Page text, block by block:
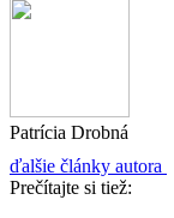
Patrícia Drobná
ďalšie články autora
Prečítajte si tiež: